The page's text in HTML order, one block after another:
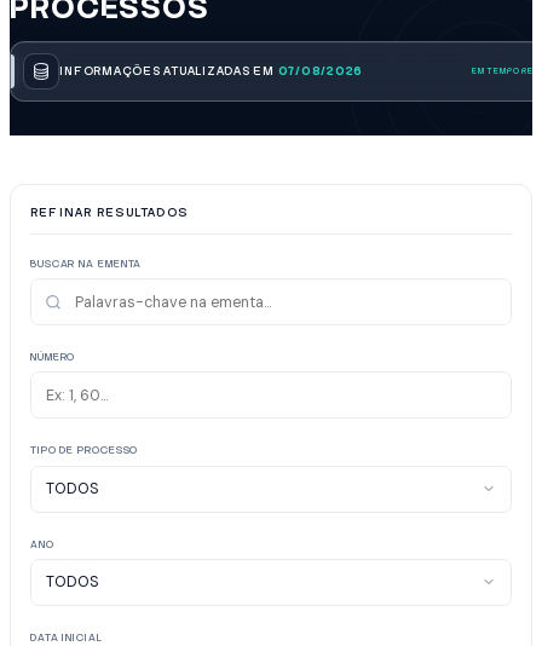
INFORMAÇÕES ATUALIZADAS EM 07/08/2026
REFINAR RESULTADOS
BUSCAR NA EMENTA
NÚMERO
TIPO DE PROCESSO
ANO
DATA INICIAL